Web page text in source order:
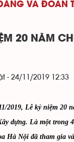
VÀ ĐOÀN
20 NĂM
- 24/11/2019 12:33
2019, Lễ kỷ niệm 20
dựng. Là một trong
Hà Nội đã tham gia